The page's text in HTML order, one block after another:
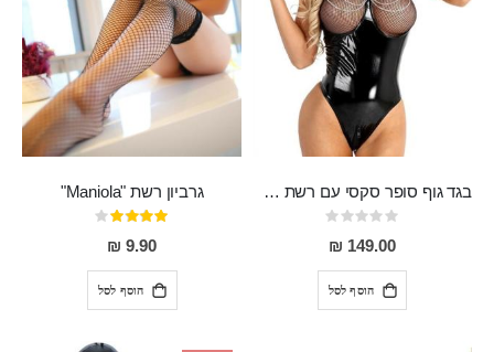
בגד גוף סופר סקסי עם רשת שקופה בחזה ושרשרות מלמעלה וריצרץ מלמטה Pan במפשעה
Rating:
0%
149.00 ₪
הוסף לסל
גרביון רשת "Maniola"
דירוג:
80%
9.90 ₪
הוסף לסל